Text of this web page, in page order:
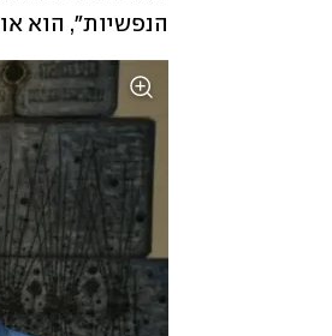
הנפשיות", הוא